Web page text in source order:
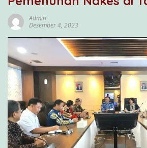
Admin
Desember 4, 2023